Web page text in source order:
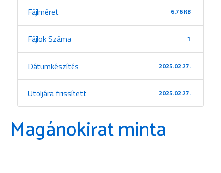
Fájlméret 6.76 KB
Fájlok Száma 1
Dátumkészítés 2025.02.27.
Utoljára frissített 2025.02.27.
Magánokirat minta